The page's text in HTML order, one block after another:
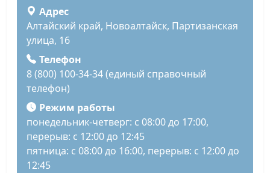
Адрес
Алтайский край, Новоалтайск, Партизанская
улица, 16
Телефон
8 (800) 100-34-34 (единый справочный
телефон)
Режим работы
понедельник-четверг: с 08:00 до 17:00,
перерыв: с 12:00 до 12:45
пятница: с 08:00 до 16:00, перерыв: с 12:00 до
12:45